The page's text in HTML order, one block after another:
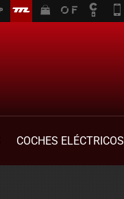
COCHES ELÉCTRICOS